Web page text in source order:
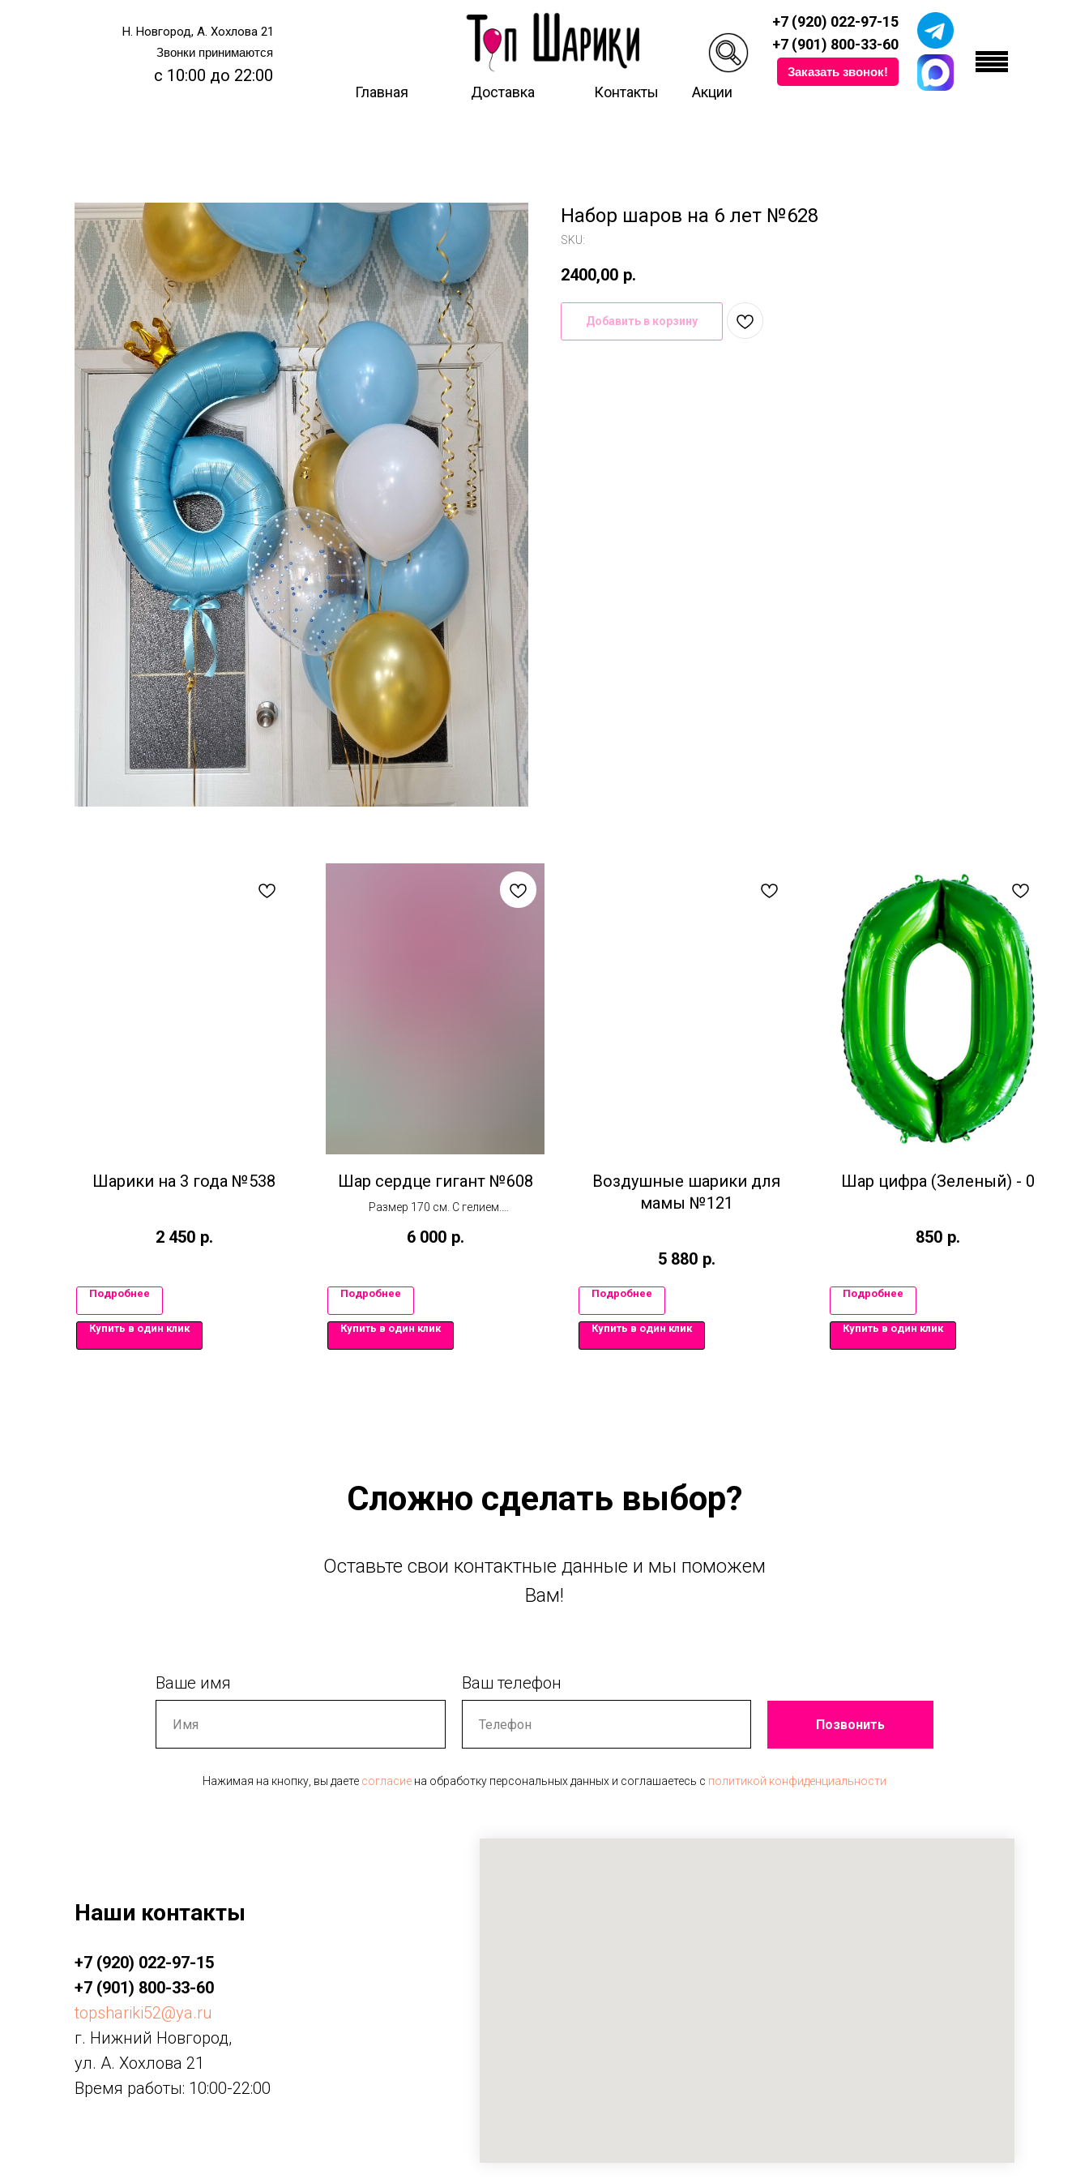
+7 (901) 800-33-60
+7 (920) 022-97-15
Заказать звонок!
Н. Новгород, А. Хохлова 21
Доставка
Звонки принимаются
с 10:00 до 22:00
Контакты Акции
Главная
Набор шаров на 6 лет №628
SKU:
2400,00 р.
Добавить в корзину
Шарики на 3 года №538
2 450 р.
Подробнее
Купить в один клик
Шар сердце гигант №608
Размер 170 см. С гелием.
дополнительную плату
6 000 р.
Подробнее
Купить в один клик
Воздушные шарики для
мамы №121
5 880 р.
Подробнее
Купить в один клик
Шар цифра (Зеленый) - 0
850 р.
Подробнее
Купить в один клик
Сложно сделать выбор?
Оставьте свои контактные данные и мы поможем
Вам!
Ваше имя Ваш телефон
Позвонить
Нажимая на кнопку, вы даете согласие на обработку персональных данных и соглашаетесь c политикой конфиденциальности
Наши контакты
+7 (920) 022-97-15
+7 (901) 800-33-60
topshariki52@ya.ru
г. Нижний Новгород,
ул. А. Хохлова 21
Время работы: 10:00-22:00